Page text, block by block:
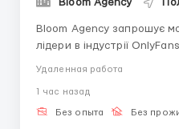
Bloom Agency
Bloom Agency запрошує
лідери в індустрії
ваш контент на успішне
довгострокової співпраці,
можливість приєднатися
Удаленная работа
1 час назад
Без опыта Без